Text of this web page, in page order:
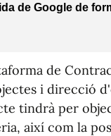
de Google de
de
i direcció
tindrà per
així com la